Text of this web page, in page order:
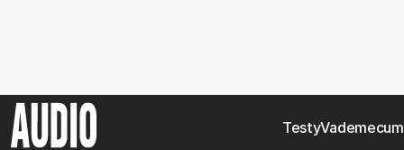
TestyVademecum